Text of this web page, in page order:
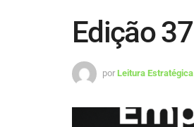
Edição 37
por Leitura Estratégica